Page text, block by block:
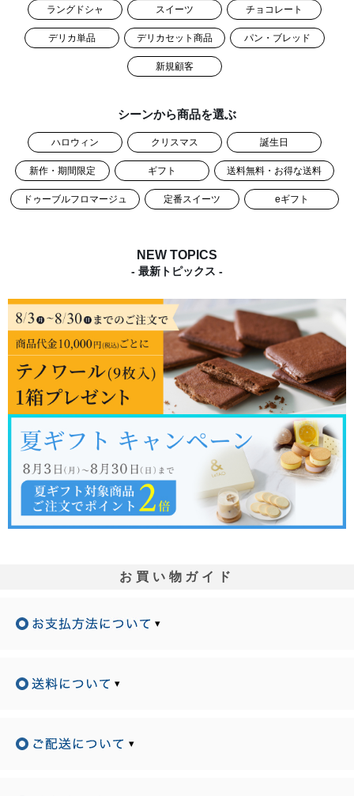
ラングドシャ スイーツ チョコレート
デリカ単品 デリカセット商品 パン・ブレッド
新規顧客
シーンから商品を選ぶ
ハロウィン クリスマス 誕生日
新作・期間限定 ギフト 送料無料・お得な送料
ドゥーブルフロマージュ 定番スイーツ eギフト
NEW TOPICS
- 最新トピックス -
お買い物ガイド
▾
▾
▾